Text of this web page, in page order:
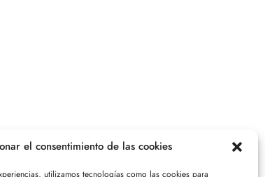
el consentimiento de las cookies
utilizamos tecnologías como las cookies para